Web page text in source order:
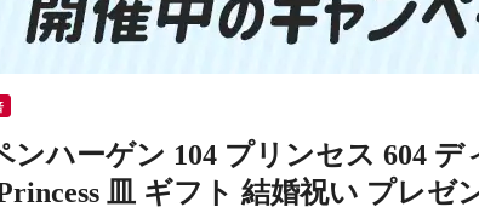
ンハーゲン 104 プリンセス 604 デ
皿 ギフト 結婚祝い プレ